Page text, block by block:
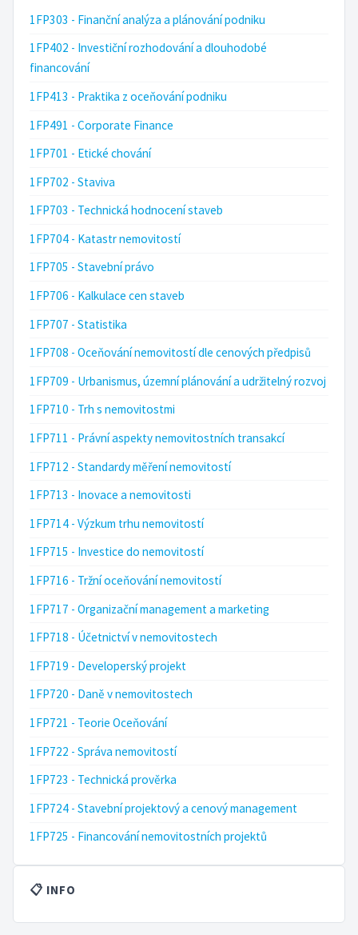
1FP303 - Finanční analýza a plánování podniku
1FP402 - Investiční rozhodování a dlouhodobé
financování
1FP413 - Praktika z oceňování podniku
1FP491 - Corporate Finance
1FP701 - Etické chování
1FP702 - Staviva
1FP703 - Technická hodnocení staveb
1FP704 - Katastr nemovitostí
1FP705 - Stavební právo
1FP706 - Kalkulace cen staveb
1FP707 - Statistika
1FP708 - Oceňování nemovitostí dle cenových předpisů
1FP709 - Urbanismus, územní plánování a udržitelný rozvoj
1FP710 - Trh s nemovitostmi
1FP711 - Právní aspekty nemovitostních transakcí
1FP712 - Standardy měření nemovitostí
1FP713 - Inovace a nemovitosti
1FP714 - Výzkum trhu nemovitostí
1FP715 - Investice do nemovitostí
1FP716 - Tržní oceňování nemovitostí
1FP717 - Organizační management a marketing
1FP718 - Účetnictví v nemovitostech
1FP719 - Developerský projekt
1FP720 - Daně v nemovitostech
1FP721 - Teorie Oceňování
1FP722 - Správa nemovitostí
1FP723 - Technická prověrka
1FP724 - Stavební projektový a cenový management
1FP725 - Financování nemovitostních projektů
📋 INFO